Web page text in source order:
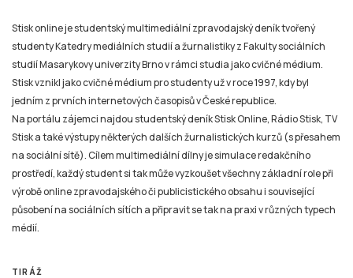
Stisk online je studentský multimediální zpravodajský deník tvořený
studenty Katedry mediálních studií a žurnalistiky z Fakulty sociálních
studií Masarykovy univerzity Brno v rámci studia jako cvičné médium.
Stisk vznikl jako cvičné médium pro studenty už v roce 1997, kdy byl
jedním z prvních internetových časopisů v České republice.
Na portálu zájemci najdou studentský deník Stisk Online, Rádio Stisk, TV
Stisk a také výstupy některých dalších žurnalistických kurzů (s přesahem
na sociální sítě). Cílem multimediální dílny je simulace redakčního
prostředí, každý student si tak může vyzkoušet všechny základní role při
výrobě online zpravodajského či publicistického obsahu i související
působení na sociálních sítích a připravit se tak na praxi v různých typech
médií.
TIRÁŽ